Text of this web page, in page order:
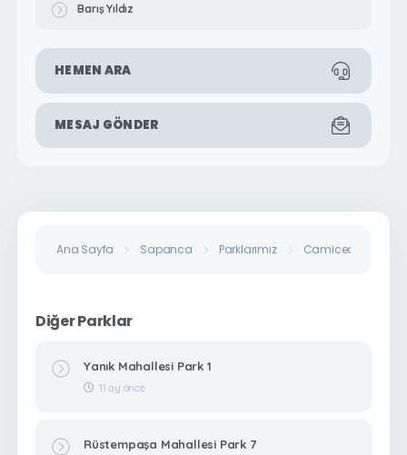
Barış Yıldız
HEMEN ARA
MESAJ GÖNDER
Ana Sayfa Sapanca Parklarımız Camicedit
Diğer Parklar
Yanık Mahallesi Park 1
11 ay önce
Rüstempaşa Mahallesi Park 7